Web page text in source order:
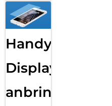
Handy
Displayfolie
anbringen